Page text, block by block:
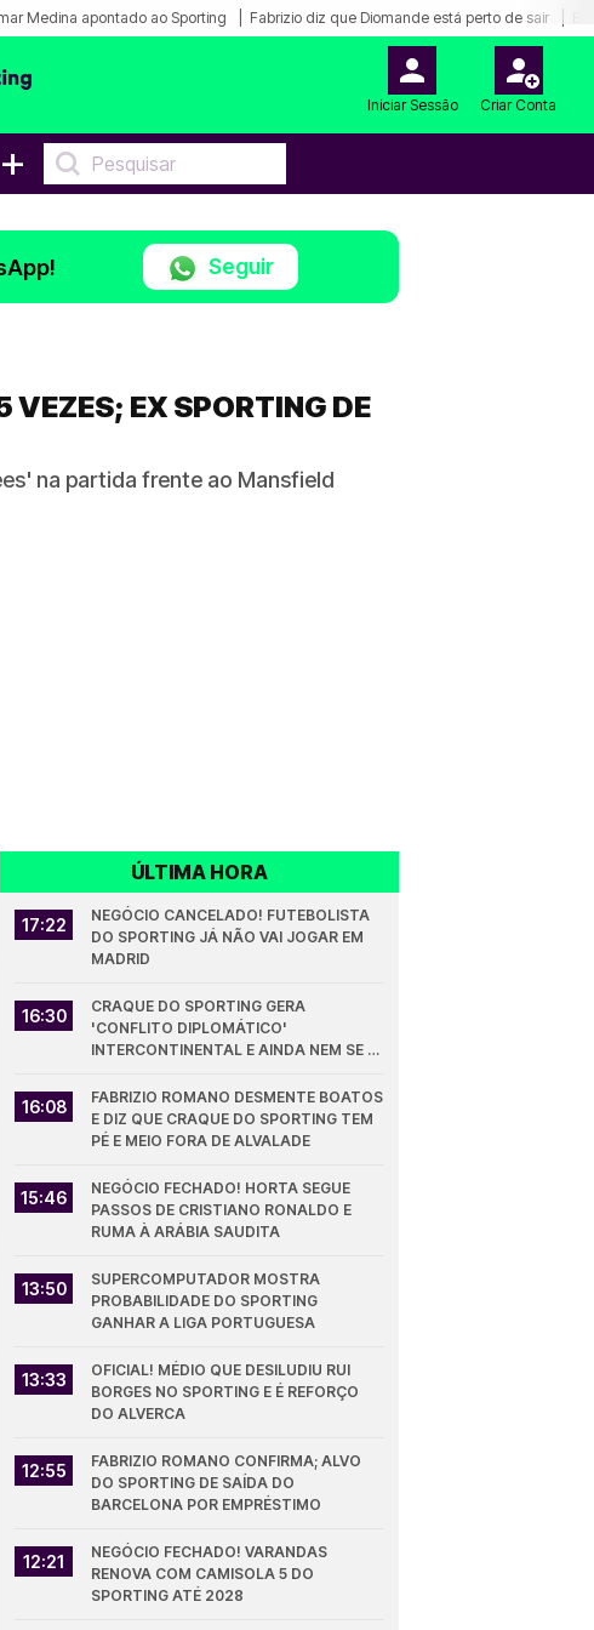
Medina apontado ao Sporting Fabrizio diz que Diomande está perto de sair
Iniciar Sessão Criar Conta
+
Seguir
VEZES; EX SPORTING DE
na partida frente ao Mansfield
ÚLTIMA HORA
17:22
NEGÓCIO CANCELADO! FUTEBOLISTA
DO SPORTING JÁ NÃO VAI JOGAR EM
MADRID
16:30
CRAQUE DO SPORTING GERA
'CONFLITO DIPLOMÁTICO'
INTERCONTINENTAL E AINDA NEM SE
16:08
FABRIZIO ROMANO DESMENTE BOATOS
E DIZ QUE CRAQUE DO SPORTING TEM
PÉ E MEIO FORA DE ALVALADE
15:46
NEGÓCIO FECHADO! HORTA SEGUE
PASSOS DE CRISTIANO RONALDO E
RUMA À ARÁBIA SAUDITA
13:50
SUPERCOMPUTADOR MOSTRA
PROBABILIDADE DO SPORTING
GANHAR A LIGA PORTUGUESA
13:33
OFICIAL! MÉDIO QUE DESILUDIU RUI
BORGES NO SPORTING E É REFORÇO
DO ALVERCA
12:55
FABRIZIO ROMANO CONFIRMA; ALVO
DO SPORTING DE SAÍDA DO
BARCELONA POR EMPRÉSTIMO
12:21
NEGÓCIO FECHADO! VARANDAS
RENOVA COM CAMISOLA 5 DO
SPORTING ATÉ 2028